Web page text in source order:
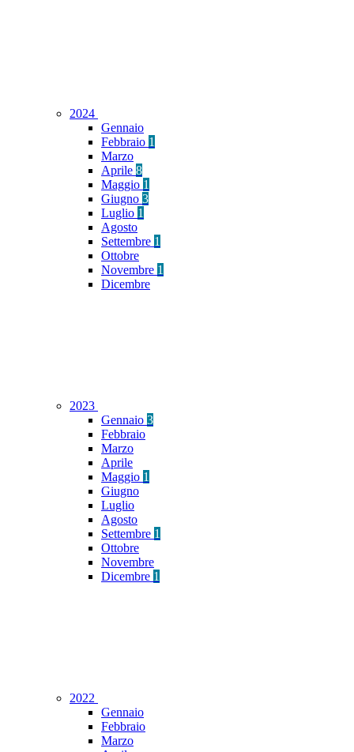
2024
Gennaio
Febbraio 1
Marzo
Aprile 8
Maggio 1
Giugno 3
Luglio 1
Agosto
Settembre 1
Ottobre
Novembre 1
Dicembre
2023
Gennaio 3
Febbraio
Marzo
Aprile
Maggio 1
Giugno
Luglio
Agosto
Settembre 1
Ottobre
Novembre
Dicembre 1
2022
Gennaio
Febbraio
Marzo